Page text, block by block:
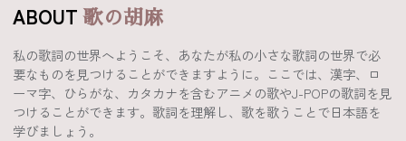
ABOUT歌の胡麻
私の歌詞の世界へようこそ、あなたが私の小さな歌詞の世界で必
要なものを見つけることができますように。ここでは、漢字、ロ
ーマ字、ひらがな、カタカナを含むアニメの歌やJ-POPの歌詞を見
つけることができます。歌詞を理解し、歌を歌うことで日本語を
学びましょう。